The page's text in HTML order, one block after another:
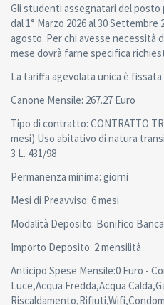
Gli studenti assegnatari del
dal 1° Marzo 2026 al 30
agosto. Per chi avesse necessità
mese dovrà farne specifica
La tariffa agevolata unica è fissata
Canone Mensile: 267.27 Euro
Tipo di contratto: CONTRATTO
mesi) Uso abitativo di natura
3 L. 431/98
Permanenza minima: giorni
Mesi di Preavviso: 6 mesi
Modalità Deposito: Bonifico
Importo Deposito: 2 mensilità
Anticipo Spese Mensile:0 Euro -
Luce,Acqua Fredda,Acqua